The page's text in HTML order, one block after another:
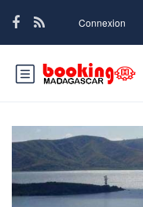
Connexion